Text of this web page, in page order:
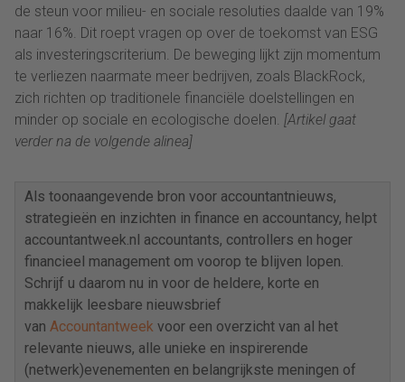
de steun voor milieu- en sociale resoluties daalde van 19%
naar 16%. Dit roept vragen op over de toekomst van ESG
als investeringscriterium. De beweging lijkt zijn momentum
te verliezen naarmate meer bedrijven, zoals BlackRock,
zich richten op traditionele financiële doelstellingen en
minder op sociale en ecologische doelen. [Artikel gaat
verder na de volgende alinea]
Als toonaangevende bron voor accountantnieuws,
strategieën en inzichten in finance en accountancy, helpt
accountantweek.nl accountants, controllers en hoger
financieel management om voorop te blijven lopen.
Schrijf u daarom nu in voor de heldere, korte en
makkelijk leesbare nieuwsbrief
van Accountantweek voor een overzicht van al het
relevante nieuws, alle unieke en inspirerende
(netwerk)evenementen en belangrijkste meningen of